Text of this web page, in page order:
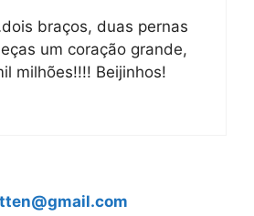
braços, duas pernas
um coração grande,
milhões!!!! Beijinhos!